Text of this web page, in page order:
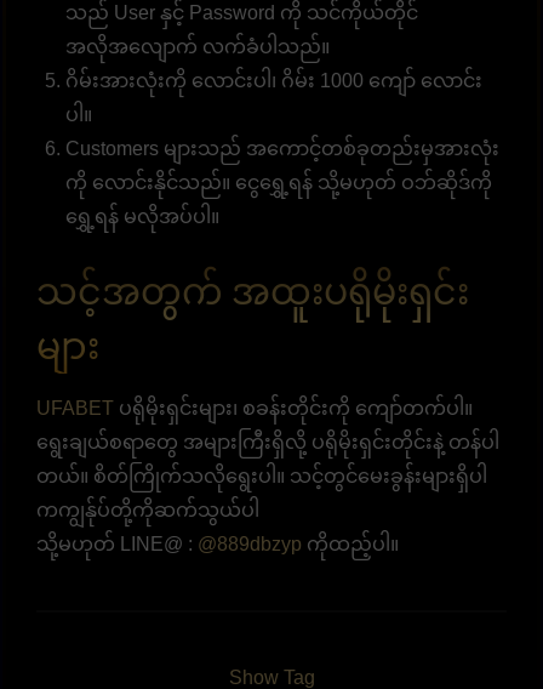
သည် User နှင့် Password ကို သင်ကိုယ်တိုင်
အလိုအလျောက် လက်ခံပါသည်။
ဂိမ်းအားလုံးကို လောင်းပါ၊ ဂိမ်း 1000 ကျော် လောင်း
ပါ။
Customers များသည် အကောင့်တစ်ခုတည်းမှအားလုံး
ကို လောင်းနိုင်သည်။ ငွေရွှေ့ရန် သို့မဟုတ် ဝဘ်ဆိုဒ်ကို
ရွှေ့ရန် မလိုအပ်ပါ။
သင့်အတွက် အထူးပရိုမိုးရှင်း
များ
UFABET ပရိုမိုးရှင်းများ၊ စခန်းတိုင်းကို ကျော်တက်ပါ။
ရွေးချယ်စရာတွေ အများကြီးရှိလို့ ပရိုမိုးရှင်းတိုင်းနဲ့ တန်ပါ
တယ်။ စိတ်ကြိုက်သလိုရွေးပါ။ သင့်တွင်မေးခွန်းများရှိပါ
ကကျွန်ုပ်တို့ကိုဆက်သွယ်ပါ
သို့မဟုတ် LINE@ : @889dbzyp ကိုထည့်ပါ။
Show Tag